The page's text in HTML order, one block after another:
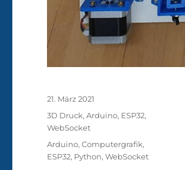
Veröffentlicht
am
21. März 2021
Kategorien
3D Druck,Arduino, ESP32,
WebSocket
Schlagwörter
Arduino,Computergrafik,
ESP32, Python,WebSocket